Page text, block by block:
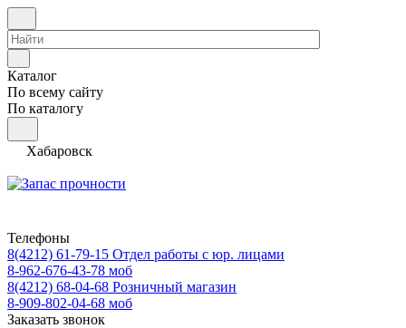
Каталог
По всему сайту
По каталогу
Хабаровск
Телефоны
8(4212) 61-79-15 Отдел работы с юр. лицами
8-962-676-43-78 моб
8(4212) 68-04-68 Розничный магазин
8-909-802-04-68 моб
Заказать звонок